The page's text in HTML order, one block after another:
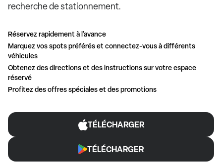
recherche de stationnement.
Réservez rapidement à l'avance
Marquez vos spots préférés et connectez-vous à différents
véhicules
Obtenez des directions et des instructions sur votre espace
réservé
Profitez des offres spéciales et des promotions
TÉLÉCHARGER
TÉLÉCHARGER